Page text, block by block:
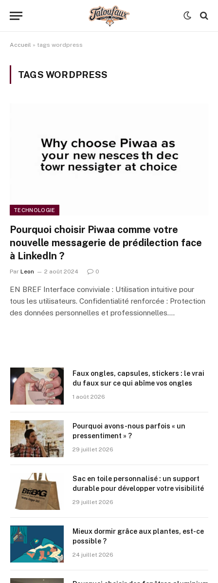
Accueil » tags wordpress
TAGS WORDPRESS
TECHNOLOGIE
Pourquoi choisir Piwaa comme votre
nouvelle messagerie de prédilection face
à LinkedIn ?
Par Leon 2 août 2024 0
EN BREF Interface conviviale : Utilisation intuitive pour
tous les utilisateurs. Confidentialité renforcée : Protection
des données personnelles et professionnelles.…
Faux ongles, capsules, stickers : le vrai
du faux sur ce qui abîme vos ongles
1 août 2026
Pourquoi avons-nous parfois « un
pressentiment » ?
29 juillet 2026
Sac en toile personnalisé : un support
durable pour développer votre visibilité
29 juillet 2026
Mieux dormir grâce aux plantes, est-ce
possible ?
24 juillet 2026